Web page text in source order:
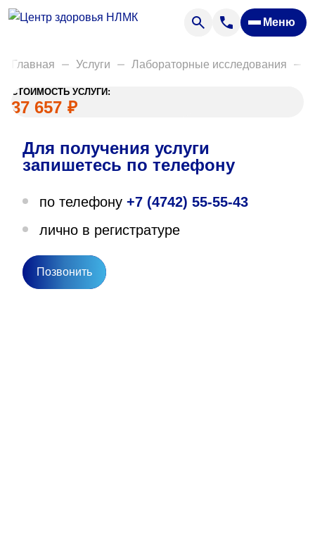
Меню
Анализы
Акции
Пациентам
Вакансии
О нас
Направления деятельности
Главная Услуги Лабораторные исследования
СТОИМОСТЬ УСЛУГИ:
37 657 ₽
Для получения услуги
запишетесь по телефону
по телефону +7 (4742) 55-55-43
лично в регистратуре
Позвонить